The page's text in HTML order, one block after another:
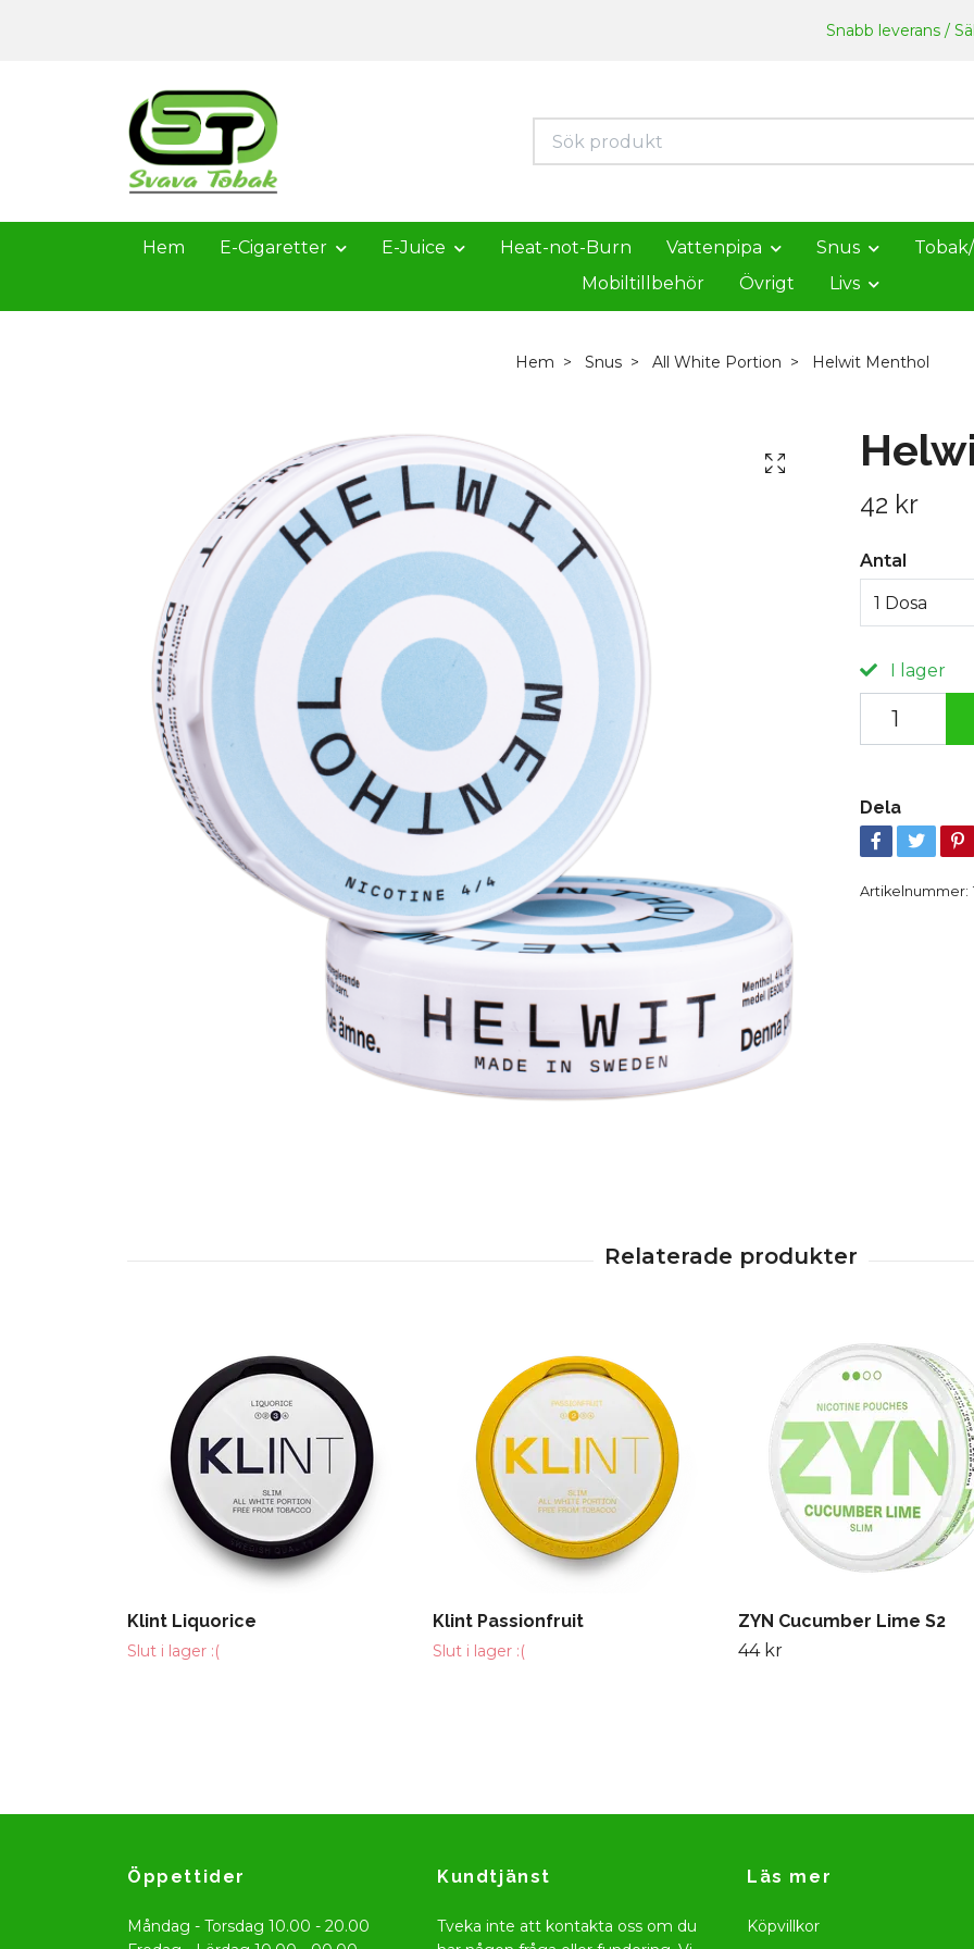
Snabb leverans /
Hem E-Cigaretter E-Juice Heat-not-Burn Vattenpipa Snus
Mobiltillbehör
Övrigt Livs
Hem Snus All White Portion Helwit Menthol
42 kr
Antal
1 Dosa
I lager
Dela
Artikelnummer:
Klint Liquorice
Slut i lager :(
Klint Passionfruit
Slut i lager :(
ZYN Cucumber Lime S2
44 kr
Öppettider
Måndag - Torsdag 10.00 - 20.00
Kundtjänst
Tveka inte att kontakta oss om du
Läs mer
Köpvillkor